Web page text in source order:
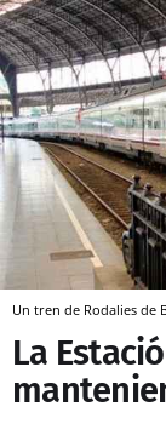
Un tren de Rodalies de
La